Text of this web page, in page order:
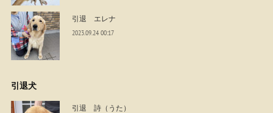
引退 エレナ
2023.09.24 00:17
引退犬
引退 詩（うた）